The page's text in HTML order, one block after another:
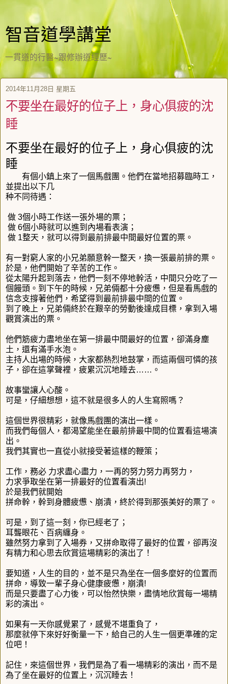
智音道學講堂
一貫道的行醫~跟修辦道經歷~
2014年11月28日 星期五
不要坐在最好的位子上，身心俱疲的沈
睡
不要坐在最好的位子上，身心俱疲的沈
睡
有個小鎮上來了一個馬戲團。他們在當地招募臨時工，
並提出以下几
种不同待遇：
做 3個小時工作送一張外場的票；
做 6個小時就可以進到內場看表演；
做 1整天，就可以得到最前排最中間最好位置的票。
有一對窮人家的小兄弟願意幹一整天，換一張最前排的票。
於是， 他們開始了辛苦的工作。
從太陽升起到落去，他們一刻不停地幹活，中間只分吃了一
個饅頭。 到下午的時候，兄弟倆都十分疲憊，但是看馬戲的
信念支撐著他們， 希望得到最前排最中間的位置。
到了晚上，兄弟倆終於在艱辛的勞動後達成目標， 拿到入場
觀賞演出的票。
他們筋疲力盡地坐在第一排最中間最好的位置，卻滿身塵
土， 還有滿手水泡。
主持人出場的時候，大家都熱烈地鼓掌，而這兩個可憐的孩
子， 卻在這掌聲裡，疲累沉沉地睡去……。
故事蠻讓人心酸。
可是，仔細想想，這不就是很多人的人生寫照嗎？
這個世界很精彩，就像馬戲團的演出一樣。
而我們每個人，都渴望能坐在最前排最中間的位置看這場演
出。
我們其實也一直從小就接受著這樣的鞭策；
工作，務必 力求盡心盡力，一再的努力努力再努力，
力求爭取坐在第一排最好的位置看演出!
於是我們就開始
拼命幹，幹到身體疲憊、崩潰，終於得到那張美好的票了。
可是，到了這一刻，你已經老了；
耳聾眼花、百病纏身。
雖然努力拿到了入場券，又拼命取得了最好的位置， 卻再沒
有精力和心思去欣賞這場精彩的演出了！
要知道，人生的目的，並不是只為坐在一個多麼好的位置而
拼命， 導致一輩子身心健康疲憊，崩潰!
而是只要盡了心力後，可以怡然快樂， 盡情地欣賞每一場精
彩的演出 。
如果有一天你感覺累了，感覺不堪重負了，
那麼就停下來好好衡量一下，給自己的人生一個更準確的定
位吧！
記住，來這個世界，我們是為了看一場精彩的演出， 而不是
為了坐在最好的位置上，沉沉睡去！